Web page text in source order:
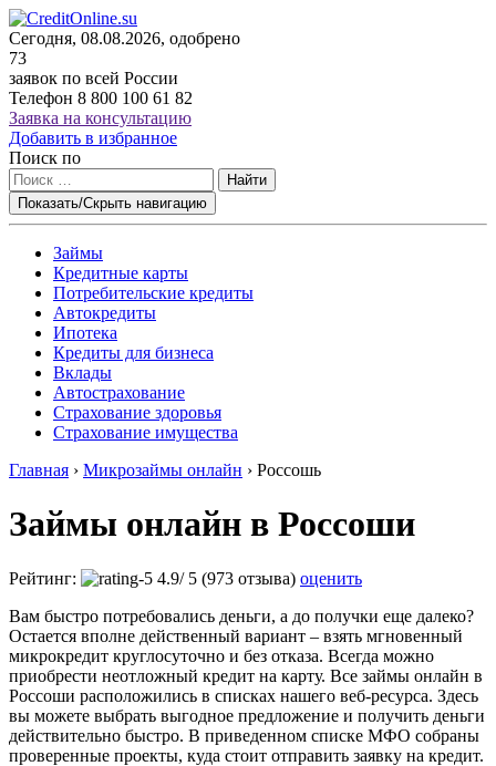
Сегодня, 08.08.2026, одобрено
73
заявок по всей России
Телефон 8 800 100 61 82
Заявка на консультацию
Добавить в избранное
Поиск по
Найти
Показать/Скрыть навигацию
Займы
Кредитные карты
Потребительские кредиты
Автокредиты
Ипотека
Кредиты для бизнеса
Вклады
Автострахование
Страхование здоровья
Страхование имущества
Главная › Микрозаймы онлайн › Россошь
Займы онлайн в Россоши
Рейтинг: 4.9/ 5 (973 отзыва) оценить
Вам быстро потребовались деньги, а до получки еще далеко?
Остается вполне действенный вариант – взять мгновенный
микрокредит круглосуточно и без отказа. Всегда можно
приобрести неотложный кредит на карту. Все займы онлайн в
Россоши расположились в списках нашего веб-ресурса. Здесь
вы можете выбрать выгодное предложение и получить деньги
действительно быстро. В приведенном списке МФО собраны
проверенные проекты, куда стоит отправить заявку на кредит.